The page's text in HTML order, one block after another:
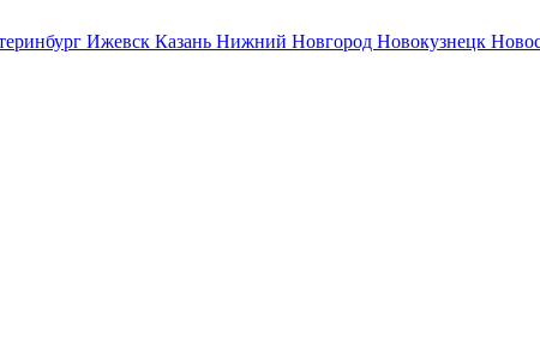
Ижевск Казань Нижний Новгород Новокузнецк